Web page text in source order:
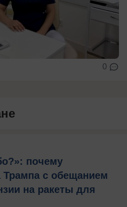
0
почему
Трампа с обещанием
на ракеты для